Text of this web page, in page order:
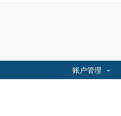
账户管理